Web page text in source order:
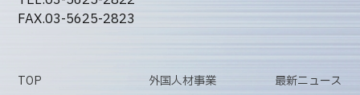
FAX.03-5625-2823
TOP 外国人材事業 最新ニュース